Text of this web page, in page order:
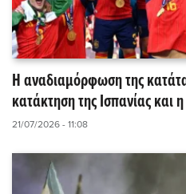
Η αναδιαμόρφωση της
κατάκτηση της Ισπανίας και
21/07/2026 - 11:08